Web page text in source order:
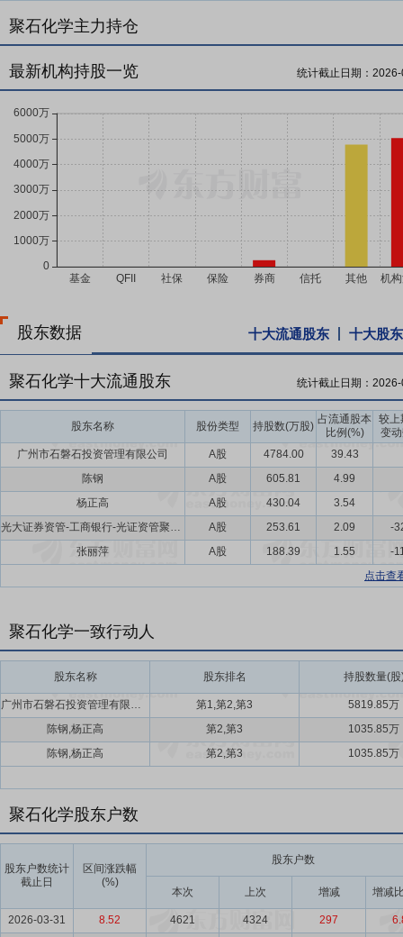
聚石化学主力持仓
最新机构持股一览 统计截止日期：
股东数据 十大流通股东 十大股东
聚石化学十大流通股东 统计截止日期：
股东名称 股份类型 持股数(万股)
占流通股本
比例(%)
较上
变
广州市石磐石投资管理有限公司
A股 4784.00
39.43
陈钢
A股 605.81
4.99
杨正高
A股 430.04
3.54
光大证券资管-工商银行-光证资管聚石化学员工参与科创板战略配售集合资产管理计划
A股 253.61 2.09
-
张丽萍
A股 188.39 1.55
-
点击查
聚石化学一致行动人
股东名称 股东排名 持股数量(股
广州市石磐石投资管理有限公司,陈钢,杨正高 第1,第2,第3
5819.85万
陈钢,杨正高
第2,第3
1035.85万
陈钢,杨正高
第2,第3 1035.85万
聚石化学股东户数
股东户数统计
截止日
区间涨跌幅
(%)
股东户数
本次 上次 增减 增减
2026-03-31 8.52 4621 4324 297